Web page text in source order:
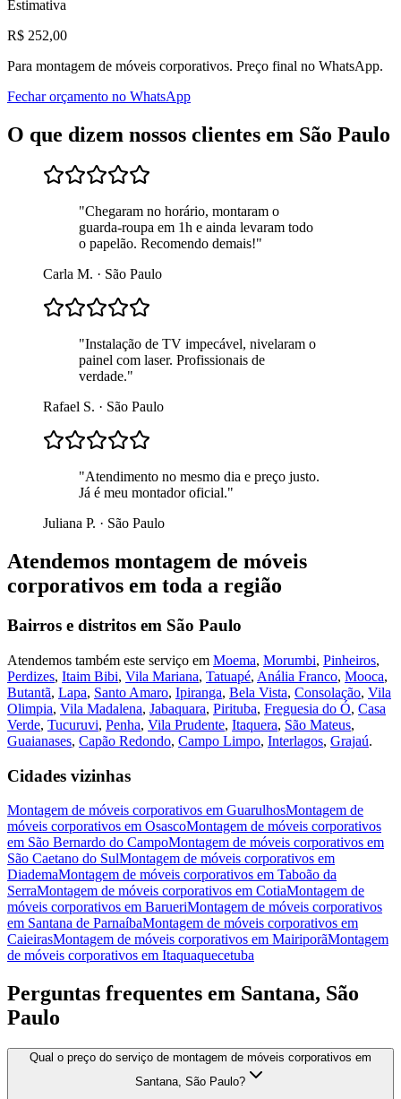
Estimativa
R$ 252,00
Para montagem de móveis corporativos. Preço final no WhatsApp.
Fechar orçamento no WhatsApp
O que dizem nossos clientes em São Paulo
"Chegaram no horário, montaram o
guarda-roupa em 1h e ainda levaram todo
o papelão. Recomendo demais!"
Carla M. · São Paulo
"Instalação de TV impecável, nivelaram o
painel com laser. Profissionais de
verdade."
Rafael S. · São Paulo
"Atendimento no mesmo dia e preço justo.
Já é meu montador oficial."
Juliana P. · São Paulo
Atendemos montagem de móveis
corporativos em toda a região
Bairros e distritos em São Paulo
Atendemos também este serviço em Moema, Morumbi, Pinheiros,
Perdizes, Itaim Bibi, Vila Mariana, Tatuapé, Anália Franco, Mooca,
Butantã, Lapa, Santo Amaro, Ipiranga, Bela Vista, Consolação, Vila
Olimpia, Vila Madalena, Jabaquara, Pirituba, Freguesia do Ó, Casa
Verde, Tucuruvi, Penha, Vila Prudente, Itaquera, São Mateus,
Guaianases, Capão Redondo, Campo Limpo, Interlagos, Grajaú.
Cidades vizinhas
Montagem de móveis corporativos em GuarulhosMontagem de
móveis corporativos em OsascoMontagem de móveis corporativos
em São Bernardo do CampoMontagem de móveis corporativos em
São Caetano do SulMontagem de móveis corporativos em
DiademaMontagem de móveis corporativos em Taboão da
SerraMontagem de móveis corporativos em CotiaMontagem de
móveis corporativos em BarueriMontagem de móveis corporativos
em Santana de ParnaíbaMontagem de móveis corporativos em
CaieirasMontagem de móveis corporativos em MairiporãMontagem
de móveis corporativos em Itaquaquecetuba
Perguntas frequentes em Santana, São
Paulo
Qual o preço do serviço de montagem de móveis corporativos em
Santana, São Paulo?